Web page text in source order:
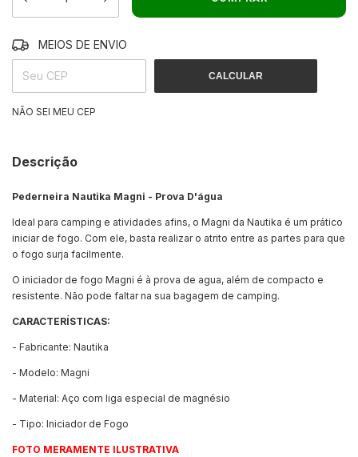
MEIOS DE ENVIO
CALCULAR
NÃO SEI MEU CEP
Descrição
Pederneira Nautika Magni - Prova D'água
Ideal para camping e atividades afins, o Magni da Nautika é um prático
iniciar de fogo. Com ele, basta realizar o atrito entre as partes para que
o fogo surja facilmente.
O iniciador de fogo Magni é à prova de agua, além de compacto e
resistente. Não pode faltar na sua bagagem de camping.
CARACTERÍSTICAS:
- Fabricante: Nautika
- Modelo: Magni
- Material: Aço com liga especial de magnésio
- Tipo: Iniciador de Fogo
FOTO MERAMENTE ILUSTRATIVA